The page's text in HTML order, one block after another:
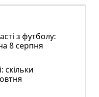
з футболу:
8 серпня
скільки